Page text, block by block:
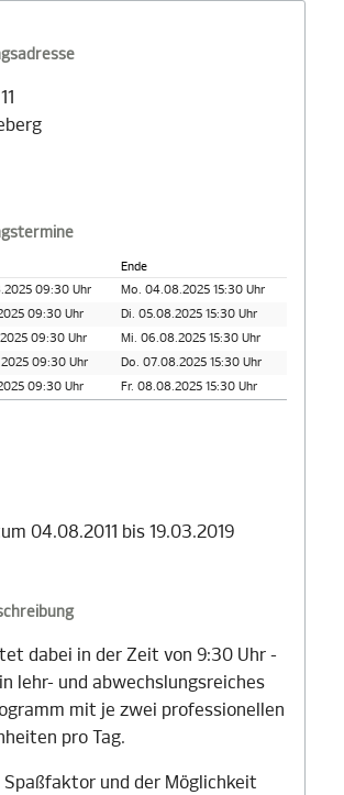
Ende
09:30 Uhr
Mo. 04.08.2025 15:30 Uhr
09:30 Uhr
Di. 05.08.2025 15:30 Uhr
09:30 Uhr
Mi. 06.08.2025 15:30 Uhr
09:30 Uhr
Do. 07.08.2025 15:30 Uhr
09:30 Uhr Fr. 08.08.2025 15:30 Uhr
04.08.2011 bis 19.03.2019
dabei in der Zeit von 9:30 Uhr -
lehr- und abwechslungsreiches
mit je zwei professionellen
pro Tag.
Spaßfaktor und der Möglichkeit